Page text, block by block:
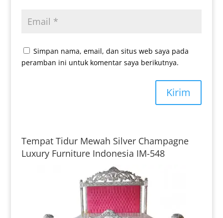
Simpan nama, email, dan situs web saya pada
peramban ini untuk komentar saya berikutnya.
Kirim
Tempat Tidur Mewah Silver Champagne
Luxury Furniture Indonesia IM-548